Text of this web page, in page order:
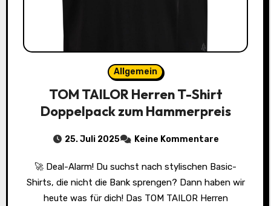
Allgemein
TOM TAILOR Herren T-Shirt
Doppelpack zum Hammerpreis
25. Juli 2025 Keine Kommentare
🚀 Deal-Alarm! Du suchst nach stylischen Basic-
Shirts, die nicht die Bank sprengen? Dann haben wir
heute was für dich! Das TOM TAILOR Herren